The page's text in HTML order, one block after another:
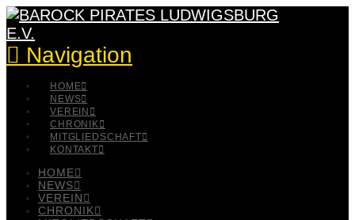
Navigation
HOME
NEWS
VEREIN
CHRONIK
MITGLIEDSCHAFT
KONTAKT
HOME
NEWS
VEREIN
CHRONIK